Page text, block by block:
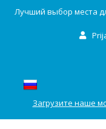
Лучший выбор места
Загрузите наше